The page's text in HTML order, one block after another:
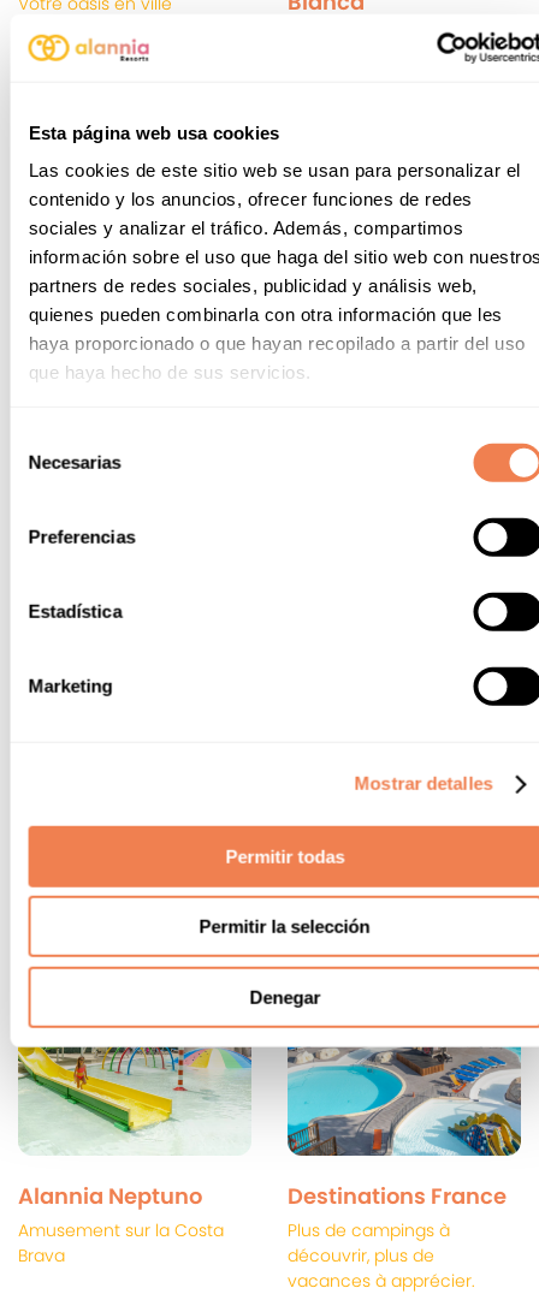
Esta página web usa cookies
Las cookies de este sitio web se usan para personalizar el
contenido y los anuncios, ofrecer funciones de redes
sociales y analizar el tráfico. Además, compartimos
información sobre el uso que haga del sitio web con
partners de redes sociales, publicidad y análisis web,
quienes pueden combinarla con otra información que les
haya proporcionado o que hayan recopilado a partir del uso
que haya hecho de sus servicios.
Necesarias
Preferencias
Estadística
Marketing
Mostrar detalles
Permitir todas
Permitir la selección
Denegar
100% divertissement, 100%
Alannia Guardamar
méditerranéen
Alannia Costa
Vacances entre mer et
Camping sur la plage
Alannia Neptuno
Amusement sur la Costa
Brava
Destinations France
Plus de campings à
découvrir, plus de
vacances à apprécier.